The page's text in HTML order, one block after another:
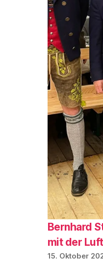
Bernhard
mit der
15. Oktober